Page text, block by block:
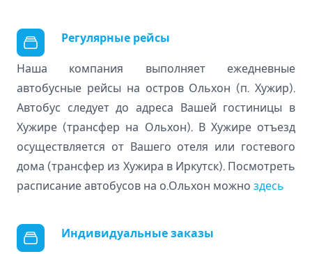
Регулярные рейсы
Наша компания выполняет ежедневные
автобусные рейсы на остров Ольхон (п. Хужир).
Автобус следует до адреса Вашей гостиницы в
Хужире (трансфер на Ольхон). В Хужире отъезд
осуществляется от Вашего отеля или гостевого
дома (трансфер из Хужира в Иркутск). Посмотреть
расписание автобусов на о.Ольхон можно здесь
Индивидуальные заказы